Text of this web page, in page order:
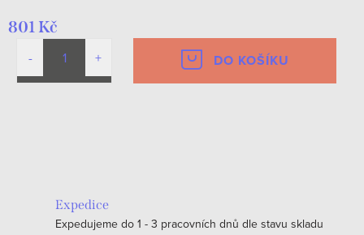
801 Kč
DO KOŠÍKU
Expedice
Expedujeme do 1 - 3 pracovních dnů dle stavu skladu